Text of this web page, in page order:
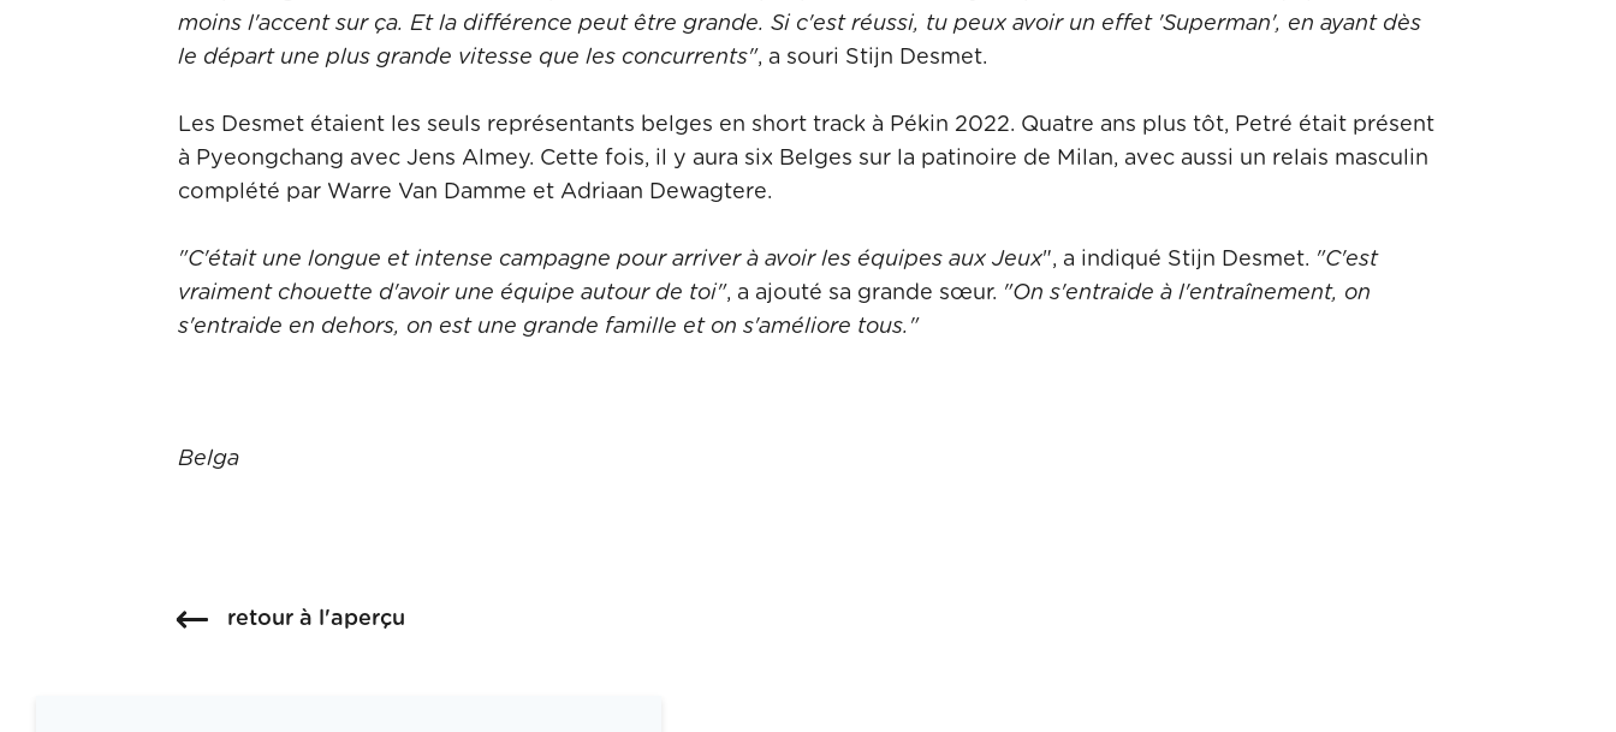
moins l'accent sur ça. Et la différence peut être grande. Si c'est réussi, tu peux avoir un effet 'Superman', en ayant dès
le départ une plus grande vitesse que les concurrents", a souri Stijn Desmet.
Les Desmet étaient les seuls représentants belges en short track à Pékin 2022. Quatre ans plus tôt, Petré était présent
à Pyeongchang avec Jens Almey. Cette fois, il y aura six Belges sur la patinoire de Milan, avec aussi un relais masculin
complété par Warre Van Damme et Adriaan Dewagtere.
"C'était une longue et intense campagne pour arriver à avoir les équipes aux Jeux", a indiqué Stijn Desmet. "C'est
vraiment chouette d'avoir une équipe autour de toi", a ajouté sa grande sœur. "On s'entraide à l'entraînement, on
s'entraide en dehors, on est une grande famille et on s'améliore tous."
Belga
retour à l'aperçu